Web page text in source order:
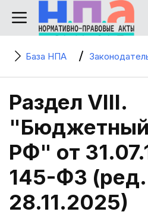
База НПА
Раздел VIII.
"Бюджетный
РФ" от
145-ФЗ (ред.
28.11.2025)